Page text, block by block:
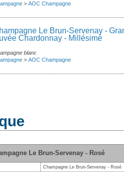
> AOC Champagne
Le Brun-Servenay -
Chardonnay - Millésimé
blanc
> AOC Champagne
Le Brun-Servenay - Rosé
Champagne Le Brun-Servenay - Rosé